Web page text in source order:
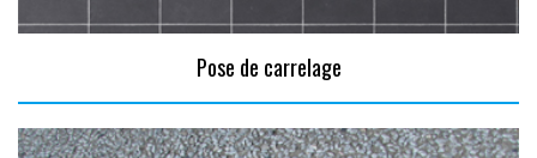
Pose de carrelage